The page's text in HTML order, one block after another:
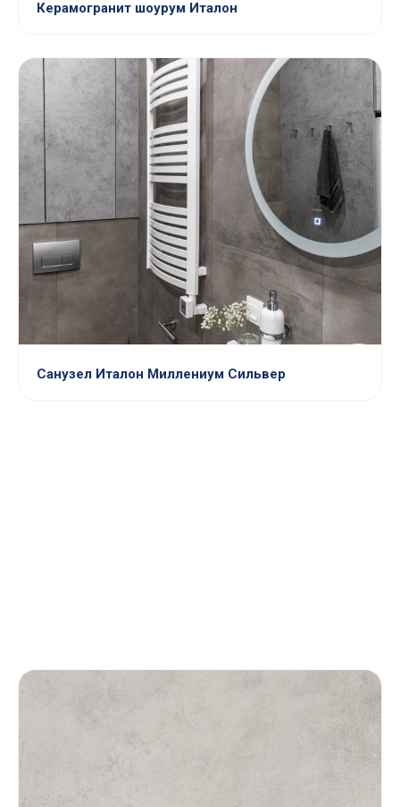
Керамогранит шоурум Италон
Санузел Италон Миллениум Сильвер